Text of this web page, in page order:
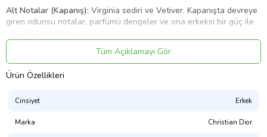
Alt Notalar (Kapanış): Virginia sediri ve Vetiver. Kapanışta devreye
giren odunsu notalar, parfümü dengeler ve ona erkeksi bir güç ile
kalıcılık kazandırır.
kcm67276308Tüm Açıklamayı Gör
Ürün Özellikleri
Cinsiyet Erkek
Marka Christian Dior